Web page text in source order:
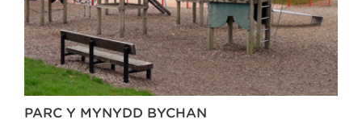
PARC Y MYNYDD BYCHAN